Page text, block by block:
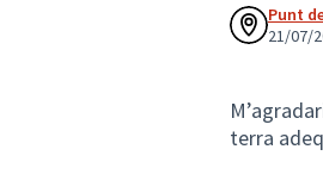
Punt
21/07/
terra